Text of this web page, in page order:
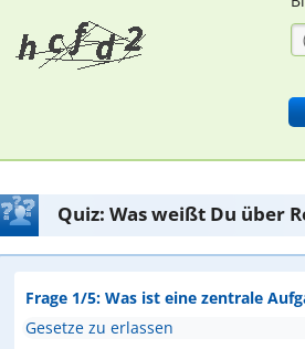
Quiz: Was weißt Du über
Frage 1/5: Was ist eine zentrale
Gesetze zu erlassen